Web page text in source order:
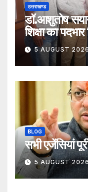
उत्तराखण्ड
डॉ.आशुतोष
शिक्षा का
5 AUGUST 2026
BLOG
सभी एजेंसियां
5 AUGUST 2026